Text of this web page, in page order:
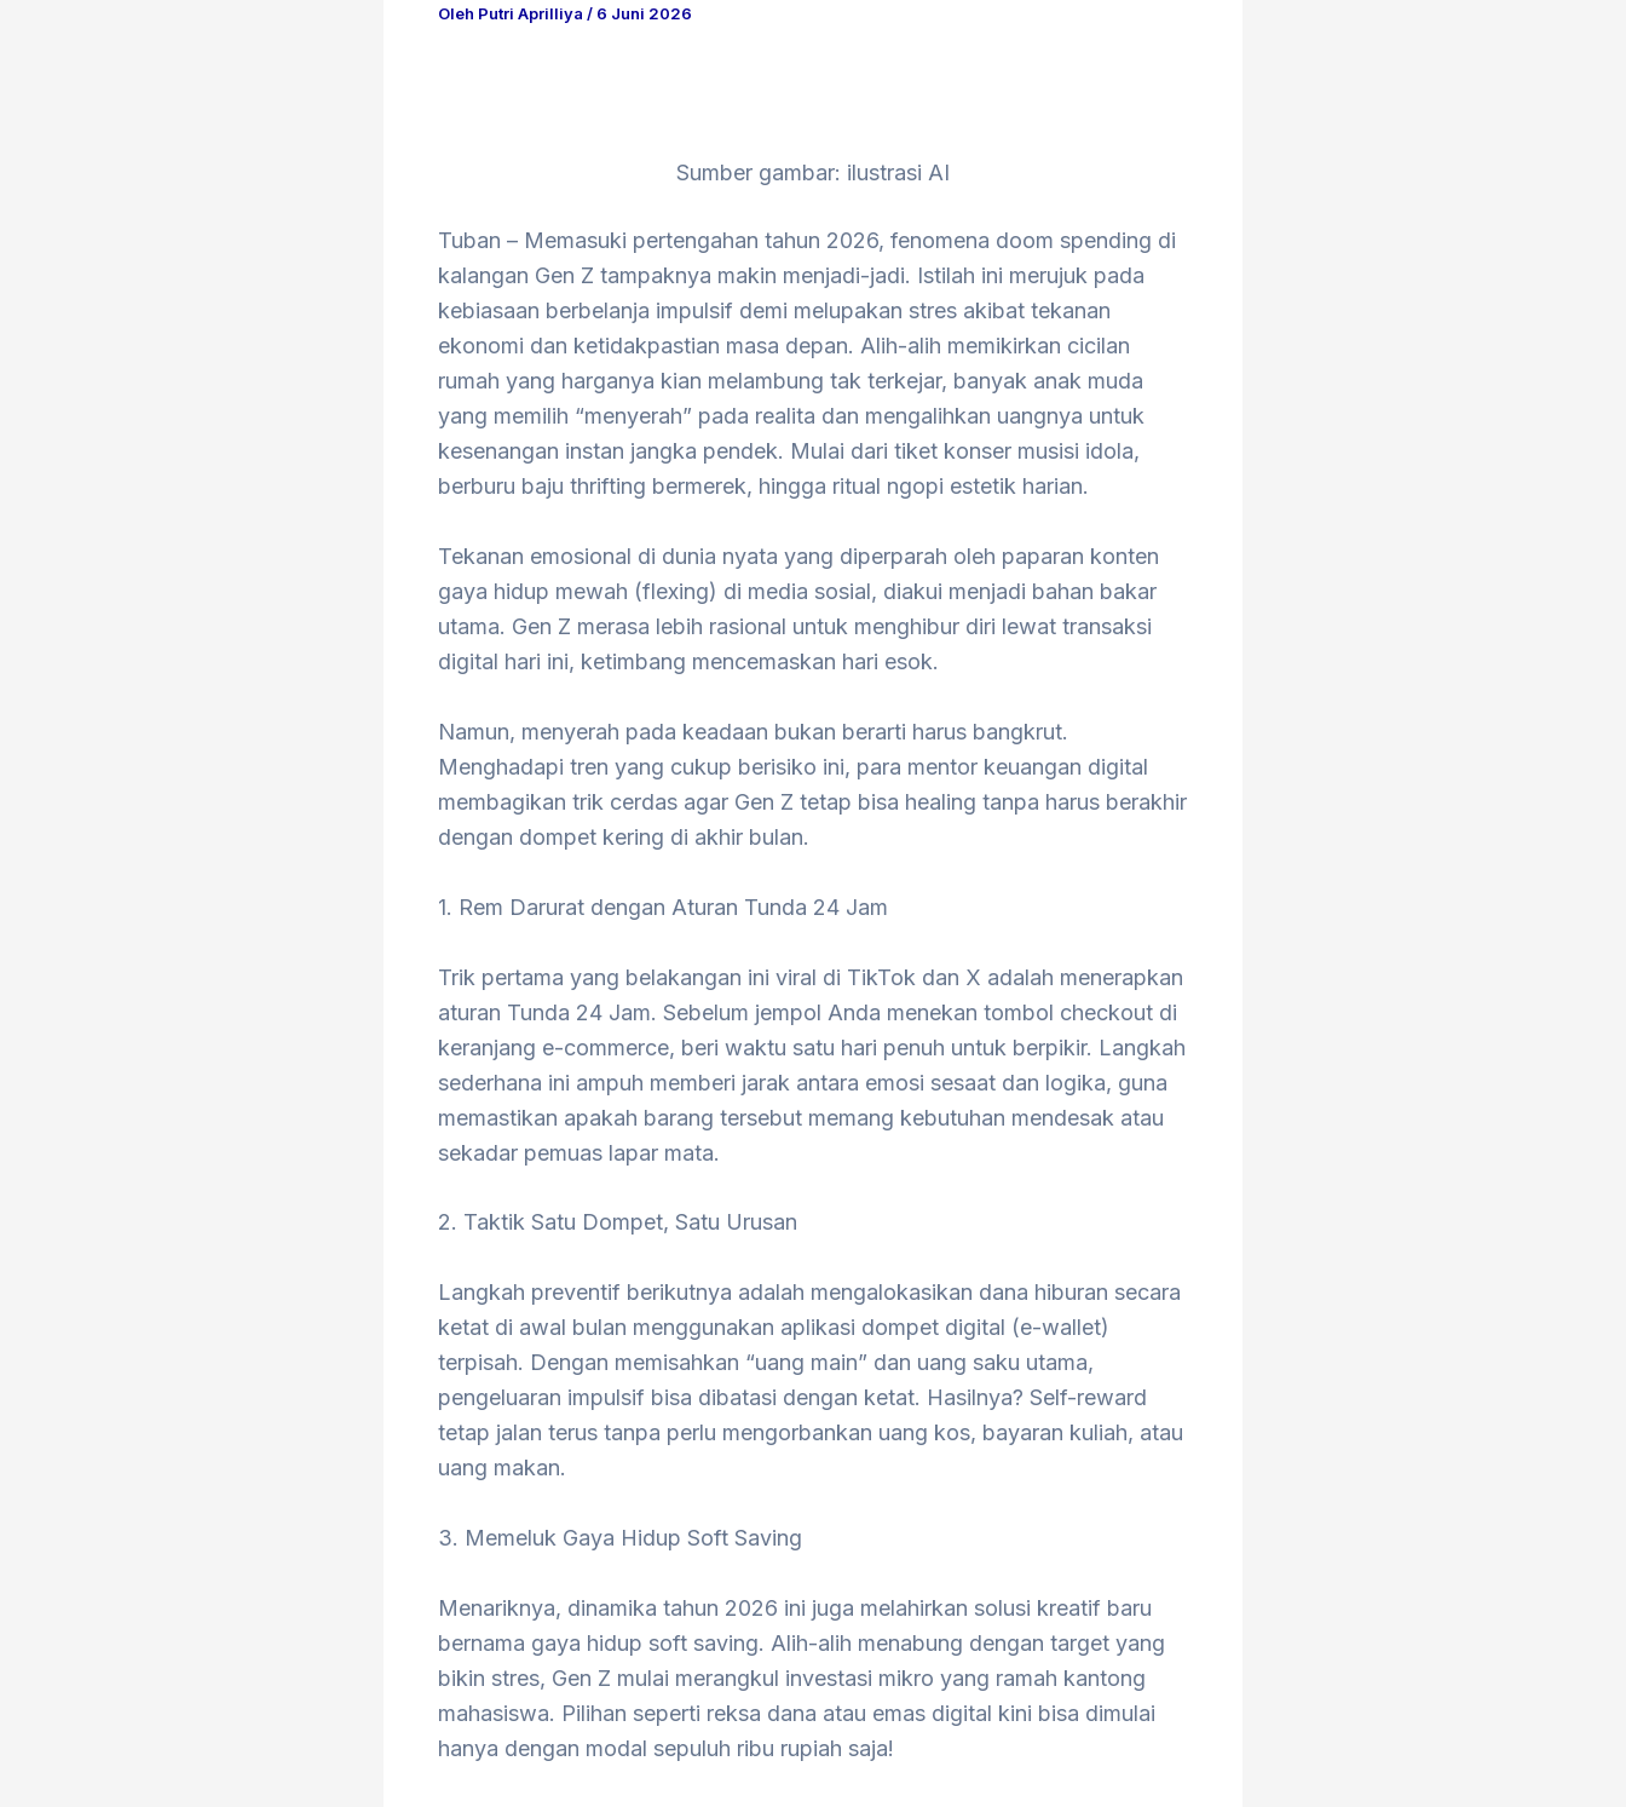
Oleh Putri Aprilliya / 6 Juni 2026
Sumber gambar: ilustrasi AI
Tuban – Memasuki pertengahan tahun 2026, fenomena doom spending di
kalangan Gen Z tampaknya makin menjadi-jadi. Istilah ini merujuk pada
kebiasaan berbelanja impulsif demi melupakan stres akibat tekanan
ekonomi dan ketidakpastian masa depan. Alih-alih memikirkan cicilan
rumah yang harganya kian melambung tak terkejar, banyak anak muda
yang memilih “menyerah” pada realita dan mengalihkan uangnya untuk
kesenangan instan jangka pendek. Mulai dari tiket konser musisi idola,
berburu baju thrifting bermerek, hingga ritual ngopi estetik harian.
​Tekanan emosional di dunia nyata yang diperparah oleh paparan konten
gaya hidup mewah (flexing) di media sosial, diakui menjadi bahan bakar
utama. Gen Z merasa lebih rasional untuk menghibur diri lewat transaksi
digital hari ini, ketimbang mencemaskan hari esok.
​Namun, menyerah pada keadaan bukan berarti harus bangkrut.
Menghadapi tren yang cukup berisiko ini, para mentor keuangan digital
membagikan trik cerdas agar Gen Z tetap bisa healing tanpa harus berakhir
dengan dompet kering di akhir bulan.
​1. Rem Darurat dengan Aturan Tunda 24 Jam
​Trik pertama yang belakangan ini viral di TikTok dan X adalah menerapkan
aturan Tunda 24 Jam. Sebelum jempol Anda menekan tombol checkout di
keranjang e-commerce, beri waktu satu hari penuh untuk berpikir. Langkah
sederhana ini ampuh memberi jarak antara emosi sesaat dan logika, guna
memastikan apakah barang tersebut memang kebutuhan mendesak atau
sekadar pemuas lapar mata.
​2. Taktik Satu Dompet, Satu Urusan
​Langkah preventif berikutnya adalah mengalokasikan dana hiburan secara
ketat di awal bulan menggunakan aplikasi dompet digital (e-wallet)
terpisah. Dengan memisahkan “uang main” dan uang saku utama,
pengeluaran impulsif bisa dibatasi dengan ketat. Hasilnya? Self-reward
tetap jalan terus tanpa perlu mengorbankan uang kos, bayaran kuliah, atau
uang makan.
​3. Memeluk Gaya Hidup Soft Saving
​Menariknya, dinamika tahun 2026 ini juga melahirkan solusi kreatif baru
bernama gaya hidup soft saving. Alih-alih menabung dengan target yang
bikin stres, Gen Z mulai merangkul investasi mikro yang ramah kantong
mahasiswa. Pilihan seperti reksa dana atau emas digital kini bisa dimulai
hanya dengan modal sepuluh ribu rupiah saja!